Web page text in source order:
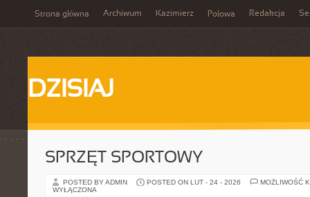
Strona główna Archiwum Kazimierz Połowa Redakcja
DZISIAJ
SPRZĘT SPORTOWY
POSTED BY ADMIN POSTED ON LUT - 24 - 2026
MOŻLIWOŚĆ
WYŁĄCZONA